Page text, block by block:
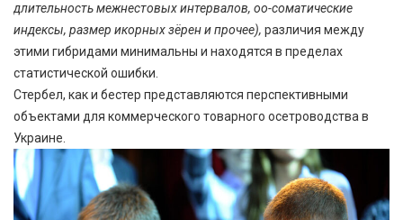
длительность межнестовых интервалов, оо-соматические
индексы, размер икорных зёрен и прочее), различия между
этими гибридами минимальны и находятся в пределах
статистической ошибки.
Стербел, как и бестер представляются перспективными
объектами для коммерческого товарного осетроводства в
Украине.